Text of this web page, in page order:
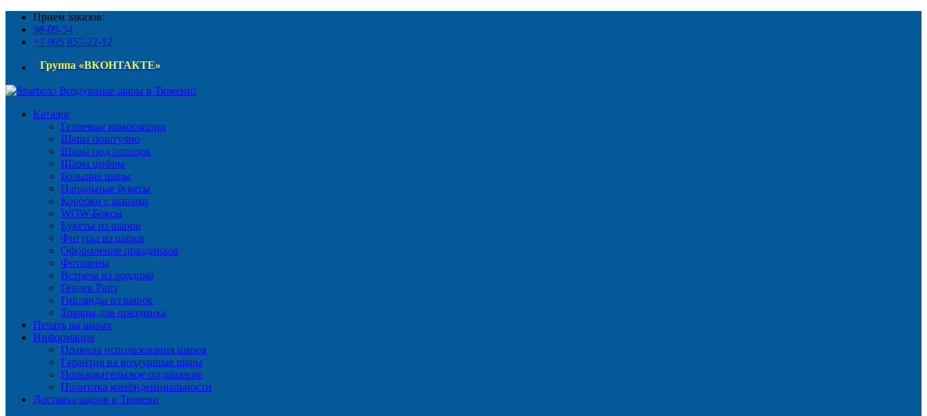
Прием заказов:
98-09-54
+7 905 857-22-12
Группа «ВКОНТАКТЕ»
Каталог
Гелиевые композиции
Шары поштучно
Шары под потолок
Шары цифры
Большие шары
Напольные букеты
Коробки с шарами
WOW-Боксы
Букеты из шаров
Фигуры из шаров
Оформление праздников
Фотозоны
Встреча из роддома
Гендер Party
Гирлянды из шаров
Товары для праздника
Печать на шарах
Информация
Правила использования шаров
Гарантия на воздушные шары
Пользовательское соглашение
Политика конфиденциальности
Доставка шаров в Тюмени